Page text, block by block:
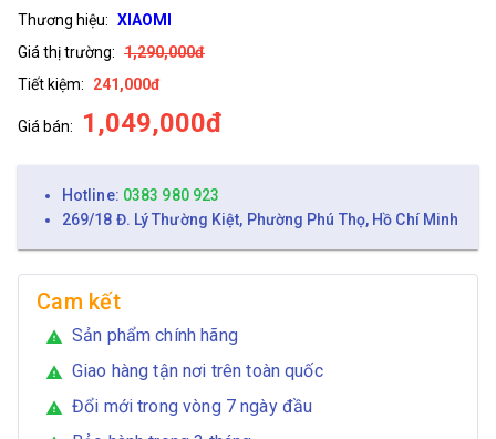
Thương hiệu: XIAOMI
Giá thị trường: 1,290,000đ
Tiết kiệm:
241,000đ
Giá bán: 1,049,000đ
Hotline: 0383 980 923
269/18 Đ. Lý Thường Kiệt, Phường Phú Thọ, Hồ Chí Minh
Cam kết
warning Sản phẩm chính hãng
warning Giao hàng tận nơi trên toàn quốc
warning Đổi mới trong vòng 7 ngày đầu